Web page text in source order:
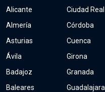
Alicante
Almería
Asturias
Ávila
Badajoz
Baleares
Ciudad Real
Córdoba
Cuenca
Girona
Granada
Guadalajara